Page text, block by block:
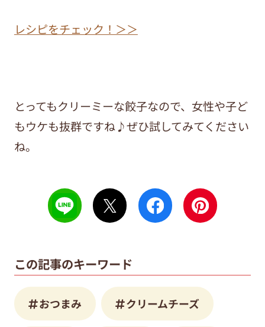
レシピをチェック！＞＞
とってもクリーミーな餃子なので、女性や子ど
もウケも抜群ですね♪ぜひ試してみてください
ね。
この記事のキーワード
おつまみ クリームチーズ